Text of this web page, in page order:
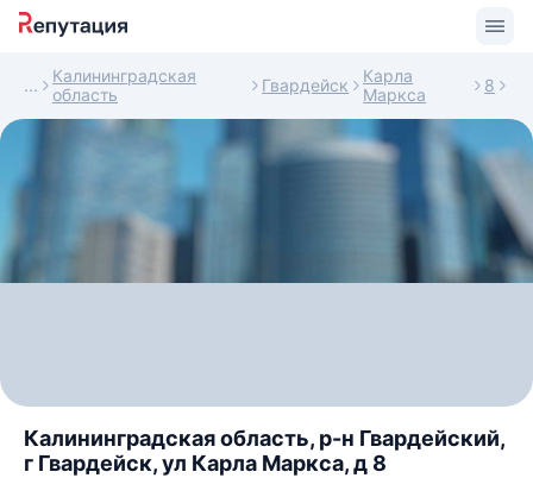
Калининградская
область
Гвардейск
Карла
Маркса
8
Калининградская область, р-н Гвардейский,
г Гвардейск, ул Карла Маркса, д 8